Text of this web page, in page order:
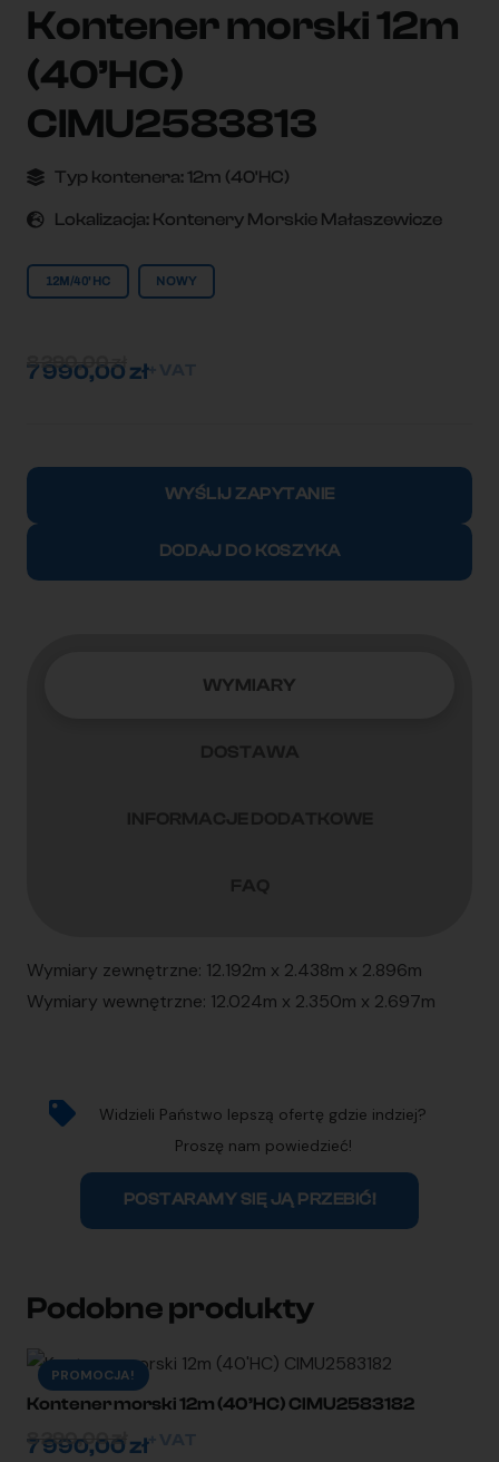
Kontener morski 12m
(40’HC)
CIMU2583813
Typ kontenera:12m (40'HC)
Lokalizacja: Kontenery Morskie Małaszewicze
12M/40'HC NOWY
7 990,00zł+ VAT
8 290,00 zł
morski
(40'HC)
WYŚLIJ ZAPYTANIE
DODAJ DO KOSZYKA
WYMIARY
Wymiary zewnętrzne: 12.192m x 2.438m x 2.896m
Wymiary wewnętrzne: 12.024m x 2.350m x 2.697m
Widzieli Państwo lepszą ofertę gdzie indziej?
Proszę nam powiedzieć!
POSTARAMY SIĘ JĄ PRZEBIĆ!
Podobne produkty
PROMOCJA!
Kontener morski 12m (40’HC) CIMU2583182
7 990,00zł+ VAT
8 290,00zł